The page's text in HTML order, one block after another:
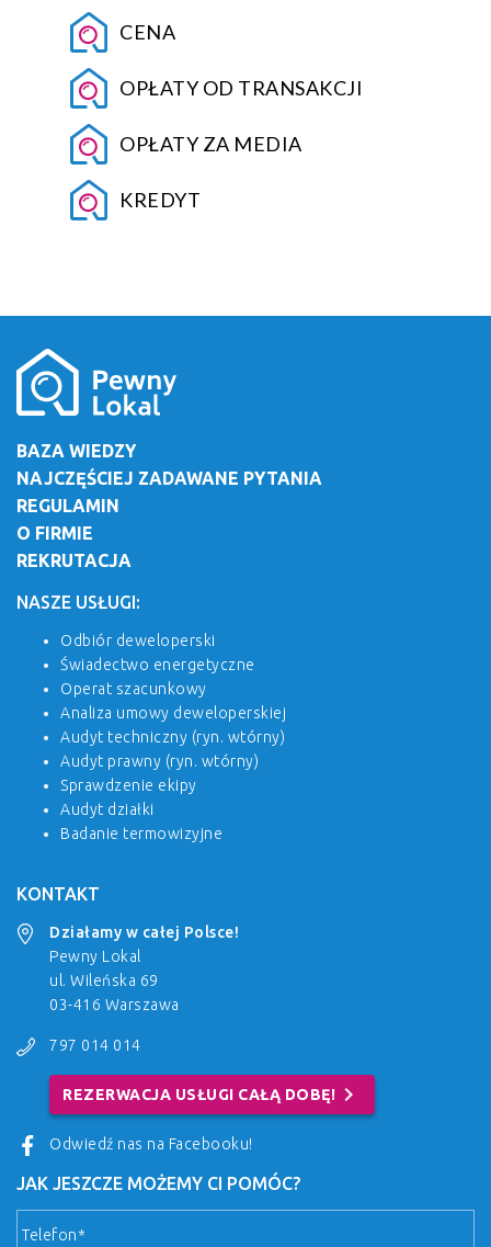
CENA
OPŁATY OD TRANSAKCJI
OPŁATY ZA MEDIA
KREDYT
BAZA WIEDZY
NAJCZĘŚCIEJ ZADAWANE PYTANIA
REGULAMIN
O FIRMIE
REKRUTACJA
NASZE USŁUGI:
Odbiór deweloperski
Świadectwo energetyczne
Operat szacunkowy
Analiza umowy deweloperskiej
Audyt techniczny (ryn. wtórny)
Audyt prawny (ryn. wtórny)
Sprawdzenie ekipy
Audyt działki
Badanie termowizyjne
KONTAKT
Działamy w całej Polsce!
Pewny Lokal
ul. Wileńska 69
03-416 Warszawa
797 014 014
REZERWACJA USŁUGI CAŁĄ DOBĘ! chevron_right
Odwiedź nas na Facebooku!
JAK JESZCZE MOŻEMY CI POMÓC?